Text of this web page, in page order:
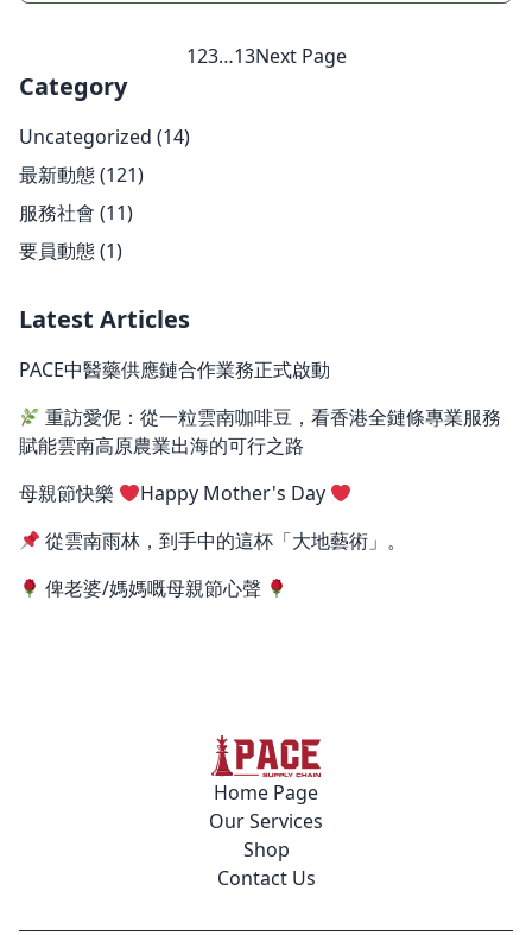
123…13Next Page
Category
Uncategorized (14)
最新動態(121)
服務社會 (11)
要員動態(1)
Latest Articles
PACE中醫藥供應鏈合作業務正式啟動
重訪愛伲：從一粒雲南咖啡豆，看香港全鏈條專業服務
賦能雲南高原農業出海的可行之路
母親節快樂
Happy Mother's Day
從雲南雨林，到手中的這杯「大地藝術」。
俾老婆/媽媽嘅母親節心聲
Home Page
Our Services
Shop
Contact Us